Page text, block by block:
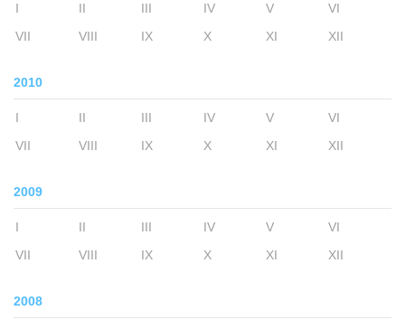
I II III IV V
VI
VII
VIII IX X XI XII
2010
I II III IV V
VI
VII
VIII IX X XI XII
2009
I II III IV V
VI
VII
VIII IX X XI XII
2008